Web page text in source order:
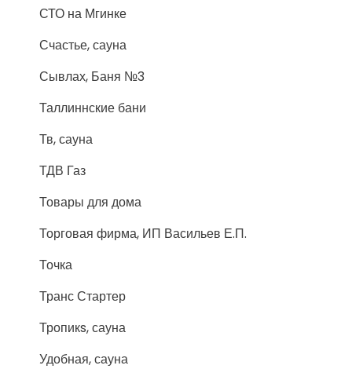
СТО на Мгинке
Счастье, сауна
Сывлах, Баня №3
Таллиннские бани
Тв, сауна
ТДВ Газ
Товары для дома
Торговая фирма, ИП Васильев Е.П.
Точка
Транс Стартер
Тропикs, сауна
Удобная, сауна